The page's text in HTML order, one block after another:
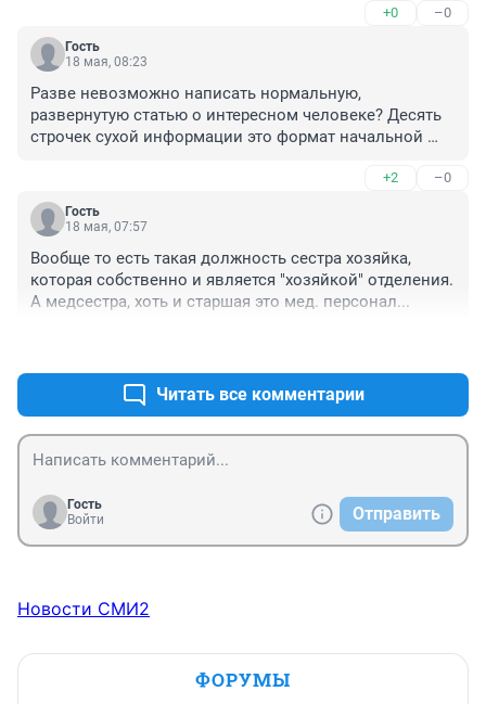
+0 –0
Гость
18 мая, 08:23
Разве невозможно написать нормальную,
развернутую статью о интересном человеке? Десять
строчек сухой информации это формат начальной
+2 –0
Гость
18 мая, 07:57
Вообще то есть такая должность сестра хозяйка,
которая собственно и является "хозяйкой" отделения.
А медсестра, хоть и старшая это мед. персонал...
Читать все комментарии
Гость
Войти
Отправить
Новости СМИ2
ФОРУМЫ